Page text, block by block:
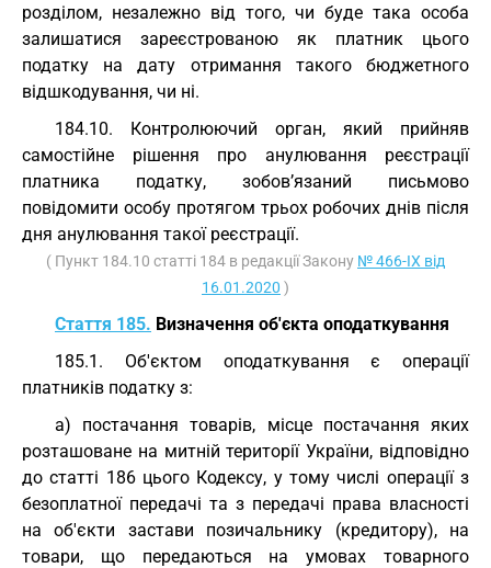
розділом, незалежно від того, чи буде така особа
залишатися зареєстрованою як платник цього
податку на дату отримання такого бюджетного
відшкодування, чи ні.
184.10. Контролюючий орган, який прийняв
самостійне рішення про анулювання реєстрації
платника податку, зобов’язаний письмово
повідомити особу протягом трьох робочих днів після
дня анулювання такої реєстрації.
( Пункт 184.10 статті 184 в редакції Закону № 466-IX від
16.01.2020 )
Стаття 185. Визначення об'єкта оподаткування
185.1. Об'єктом оподаткування є операції
платників податку з:
а) постачання товарів, місце постачання яких
розташоване на митній території України, відповідно
до статті 186 цього Кодексу, у тому числі операції з
безоплатної передачі та з передачі права власності
на об'єкти застави позичальнику (кредитору), на
товари, що передаються на умовах товарного